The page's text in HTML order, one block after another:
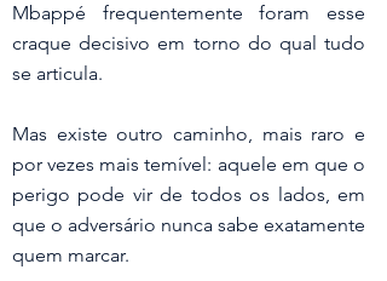
Mbappé frequentemente foram esse
craque decisivo em torno do qual tudo
se articula.
Mas existe outro caminho, mais raro e
por vezes mais temível: aquele em que o
perigo pode vir de todos os lados, em
que o adversário nunca sabe exatamente
quem marcar.